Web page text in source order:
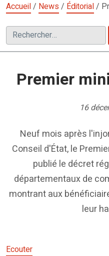
Accueil/ News/ Éditorial/
Rechercher :
Premier
16
Neuf mois après
Conseil d'État, le
publié le décret
départementaux de
montrant aux
leur
Ecouter